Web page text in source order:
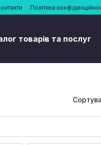
Політика
товарів та послуг